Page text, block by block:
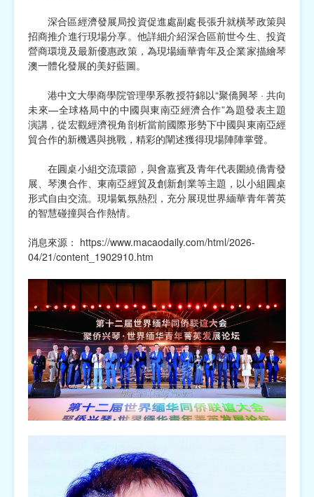
深合區經濟發展局投資促進處副處長張升就橫琴政策與
招商推介進行現場分享。他詳細介紹深合區前世今生、投資
營商環境及最新優惠政策，為現場緬華青年及企業家描繪琴
澳一體化發展的美好藍圖。
港中文大學商學院管理學系教授符錦以“聚僑興琴 · 共向
未來—全球格局中的中國與東南亞經濟合作”為題發表主題
演講，從宏觀經濟視角剖析當前國際形勢下中國與東南亞經
貿合作的新機遇與挑戰，精彩的闡述獲得現場陣陣掌聲。
在圓桌小組交流環節，與會嘉賓及青年代表圍繞僑青發
展、琴澳合作、東南亞經貿及創新創業等主題，以小組圓桌
形式自由交流。現場氣氛熱烈，充分展現世界緬華青年菁英
的智慧碰撞與合作熱情。
消息來源： https://www.macaodaily.com/html/2026-
04/21/content_1902910.htm